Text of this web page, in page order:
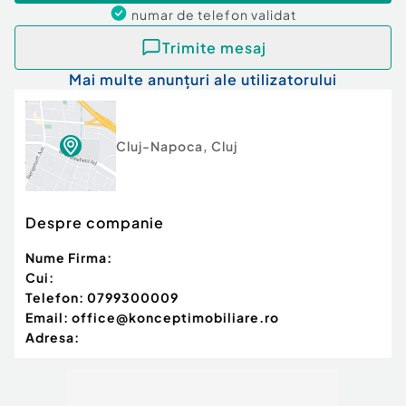
Bloc de apartamente
numar de telefon validat
Trimite mesaj
Mai multe anunțuri ale utilizatorului
Cluj-Napoca, Cluj
Despre companie
Nume Firma:
Cui:
Telefon: 0799300009
Email: office@konceptimobiliare.ro
Adresa: